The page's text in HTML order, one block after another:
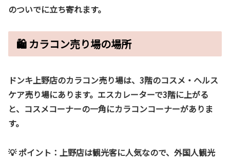
のついでに立ち寄れます。
🛍 カラコン売り場の場所
ドンキ上野店のカラコン売り場は、 3階のコスメ・ヘルス
ケア売り場にあります。エスカレーターで3階に上がる
と、コスメコーナーの一角にカラコンコーナーがありま
す。
💡 ポイント： 上野店は観光客に人気なので、外国人観光